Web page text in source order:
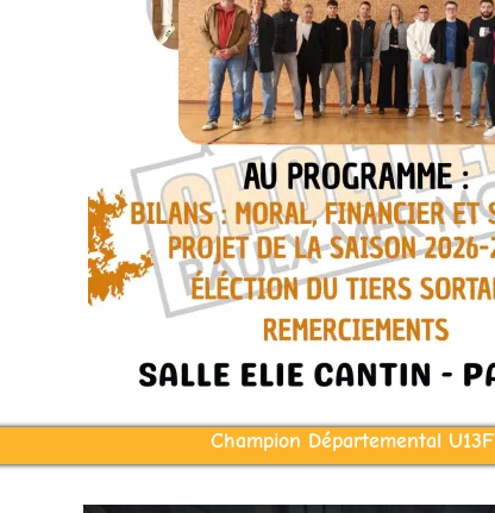
Champion Départemental U13F